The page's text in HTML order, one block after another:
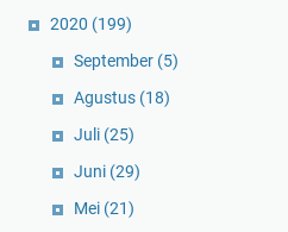
2020 (199)
September (5)
Agustus (18)
Juli (25)
Juni (29)
Mei (21)